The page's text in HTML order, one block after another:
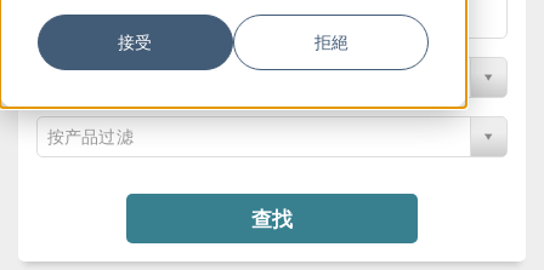
接受 拒絕
按学科过滤
按产品过滤
查找